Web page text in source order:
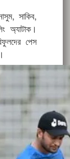
সাকিব,
অ্যাটাক।
পেস